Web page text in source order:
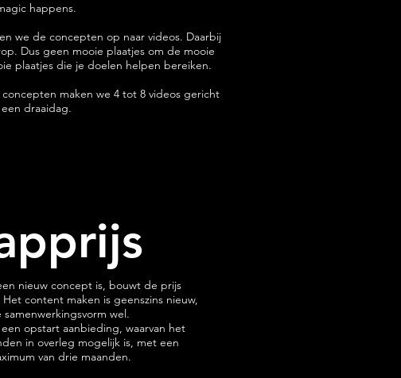
happens.
we de concepten op naar videos. Daarbij
Dus geen mooie plaatjes om de mooie
plaatjes die je doelen helpen bereiken.
maken we 4 tot 8 videos gericht
draaidag.
nieuw concept is, bouwt de prijs
content maken is geenszins nieuw,
samenwerkingsvorm wel.
opstart aanbieding, waarvan het
in overleg mogelijk is, met een
van drie maanden.